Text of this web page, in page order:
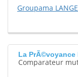
Groupama
La PrÃ©voyance
Comparateur